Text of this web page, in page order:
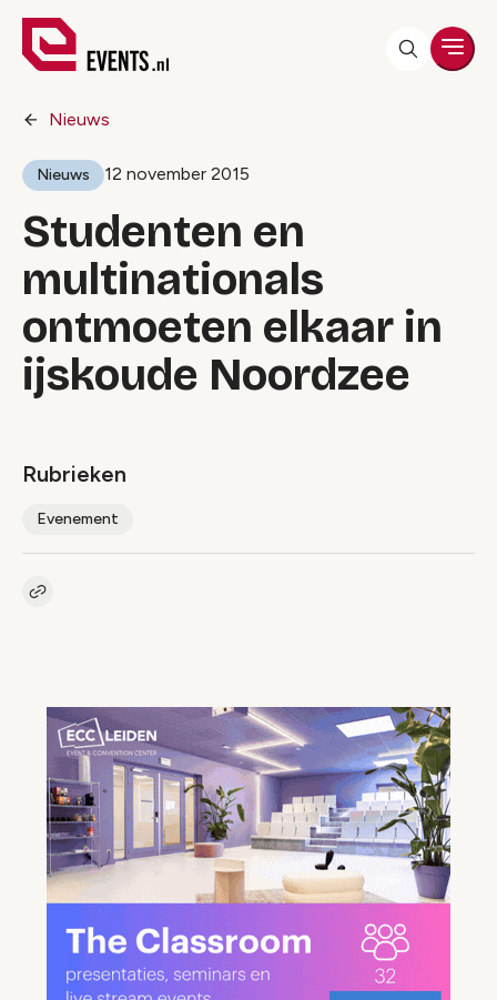
Nieuws
Nieuws 12 november 2015
Studenten en
multinationals
ontmoeten elkaar in
ijskoude Noordzee
Rubrieken
Evenement
Kopieer link naar artikel